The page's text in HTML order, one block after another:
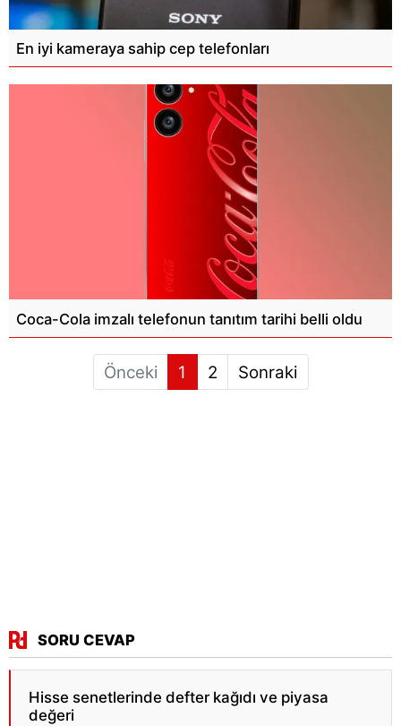
En iyi kameraya sahip cep telefonları
Coca-Cola imzalı telefonun tanıtım tarihi belli oldu
Önceki 1 2 Sonraki
SORU CEVAP
Hisse senetlerinde defter kağıdı ve piyasa
değeri